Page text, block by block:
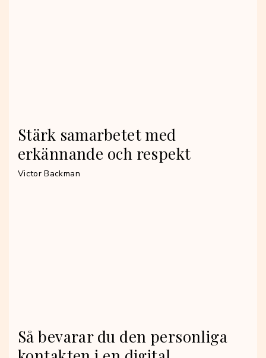
Stärk samarbetet med
erkännande och respekt
Victor Backman
Så bevarar du den personliga